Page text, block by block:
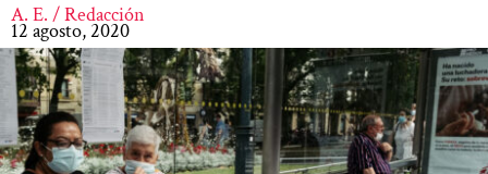
A. E. / Redacción
12 agosto, 2020